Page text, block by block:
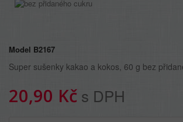
Model B2167
Super sušenky kakao a kokos, 60 g bez
20,90 Kč s DPH